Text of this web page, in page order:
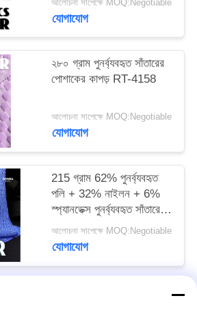
আলোচনা সাপেক্ষে MOQ:Negotiable
যোগাযোগ
২৮০ গ্রাম পুনর্ব্যবহৃত সাঁতারের
পোশাকের কাপড় RT-4158
আলোচনা সাপেক্ষে MOQ:Negotiable
যোগাযোগ
215 গ্রাম 62% পুনর্ব্যবহৃত
পলি + 32% নাইলন + 6%
স্প্যানডেক্স পুনর্ব্যবহৃত সাঁতারের
পোশাক কাপড় RT-4646
আলোচনা সাপেক্ষে MOQ:Negotiable
যোগাযোগ